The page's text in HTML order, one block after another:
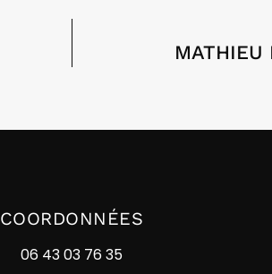
MATHIEU
COORDONNÉES
06 43 03 76 35